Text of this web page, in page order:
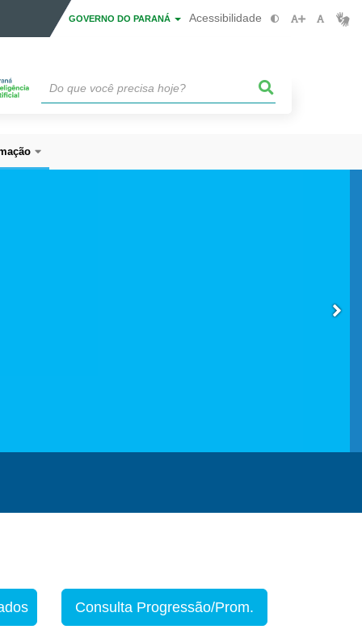
GOVERNO DO PARANÁ Acessibilidade
Consulta Progressão/Prom.